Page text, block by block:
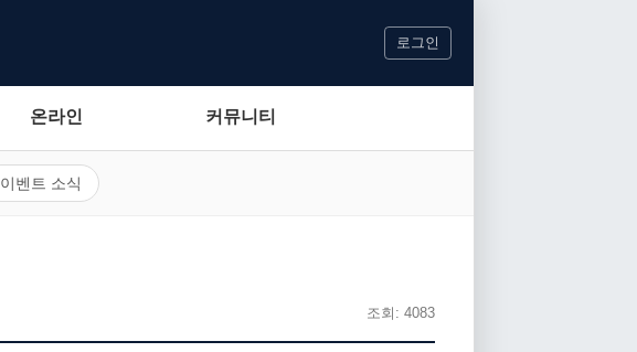
로그인
온라인 커뮤니티
이벤트 소식
조회: 4083